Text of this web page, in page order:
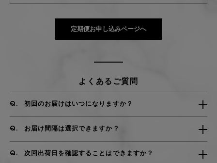
定期便お申し込みページへ
よくあるご質問
初回のお届けはいつになりますか？
お届け間隔は選択できますか？
次回出荷日を確認することはできますか？